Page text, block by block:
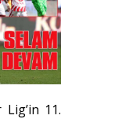
11.